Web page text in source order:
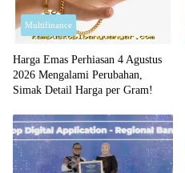
Multifinance
Harga Emas Perhiasan 4 Agustus
2026 Mengalami Perubahan,
Simak Detail Harga per Gram!